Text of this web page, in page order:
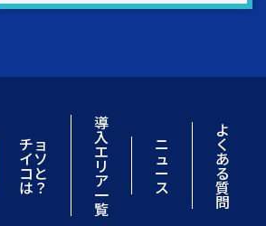
チョ
イソ
コと
は？
導
入
エ
リ
ア
一
覧
ニ
ュ
ー
ス
よ
く
あ
る
質
問